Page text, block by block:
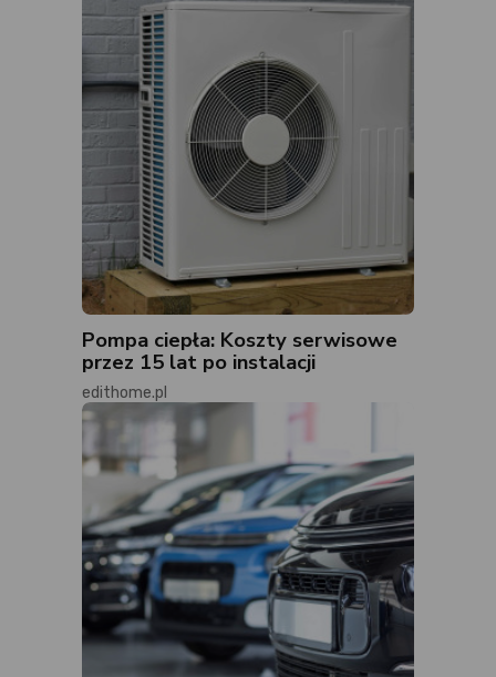
Pompa ciepła: Koszty serwisowe
przez 15 lat po instalacji
edithome.pl